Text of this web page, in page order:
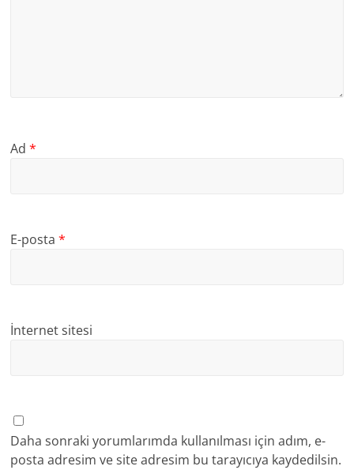
Ad*
E-posta*
İnternet sitesi
Daha sonraki yorumlarımda kullanılması için adım, e-
posta adresim ve site adresim bu tarayıcıya kaydedilsin.